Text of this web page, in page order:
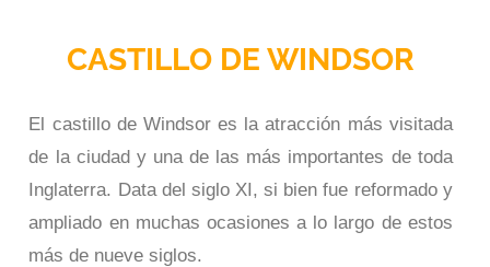
CASTILLO DE WINDSOR
El castillo de Windsor es la atracción más visitada
de la ciudad y una de las más importantes de toda
Inglaterra. Data del siglo XI, si bien fue reformado y
ampliado en muchas ocasiones a lo largo de estos
más de nueve siglos.